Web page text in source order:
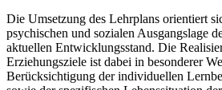
Die Umsetzung des Lehrplans orientiert
psychischen und sozialen Ausgangslage
aktuellen Entwicklungsstand. Die
Erziehungsziele ist dabei in besonderer
Berücksichtigung der individuellen